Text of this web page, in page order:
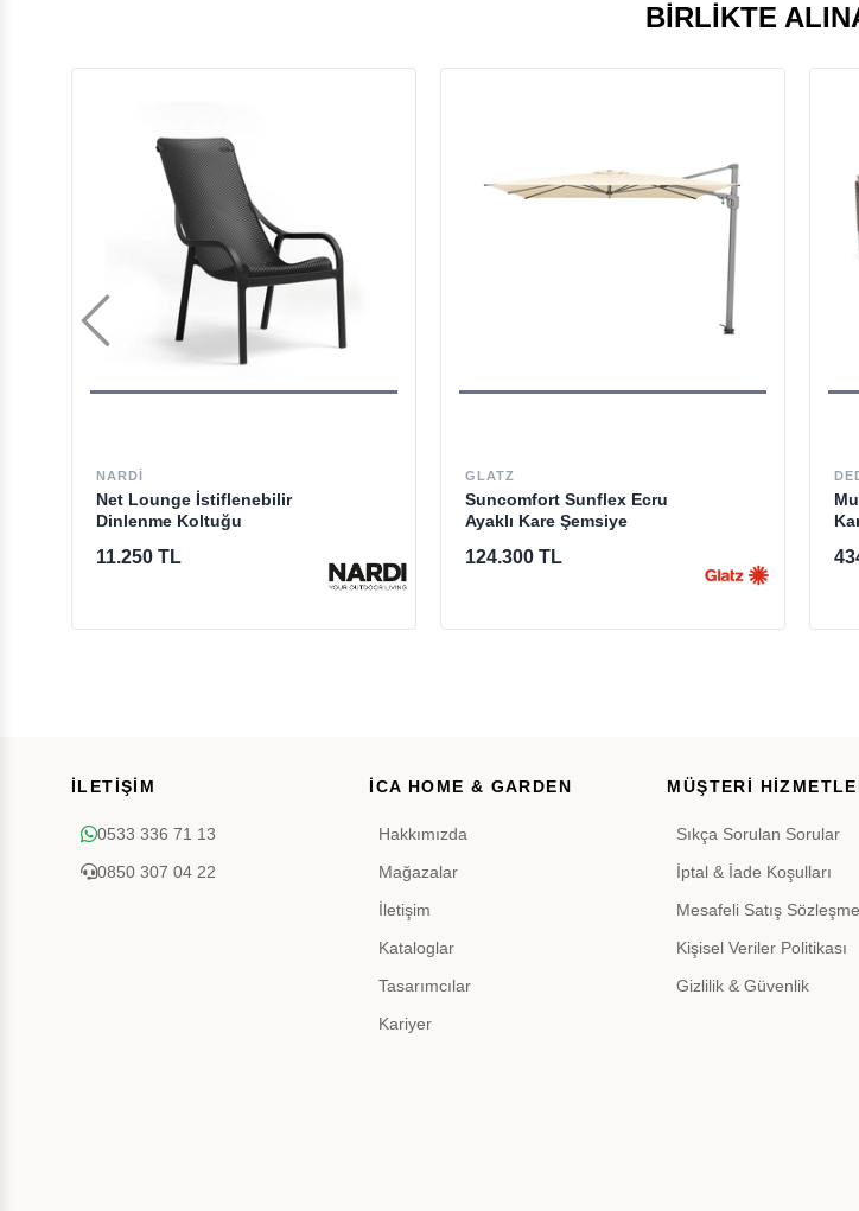
BIRLIKTE
NARDI
Net Lounge İstiflenebilir
Dinlenme Koltuğu
11.250 TL
GLATZ
Suncomfort Sunflex Ecru
Ayaklı Kare Şemsiye
124.300 TL
İLETİŞİM
0533 336 71 13
0850 307 04 22
İCA HOME & GARDEN
Hakkımızda
Mağazalar
İletişim
Kataloglar
Tasarımcılar
Kariyer
MÜŞTERİ
Sıkça Sorulan Sorular
İptal & İade Koşulları
Mesafeli Satış
Kişisel Veriler Politikası
Gizlilik & Güvenlik